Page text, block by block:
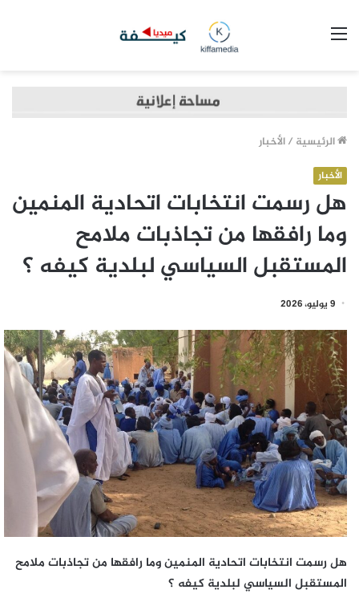
الرئيسية /الأخبار
الأخبار
هل رسمت انتخابات اتحادية المنمين
وما رافقها من تجاذبات ملامح
المستقبل السياسي لبلدية كيفه ؟
9 يوليو، 2026
هل رسمت انتخابات اتحادية المنمين وما رافقها من تجاذبات ملامح
المستقبل السياسي لبلدية كيفه ؟